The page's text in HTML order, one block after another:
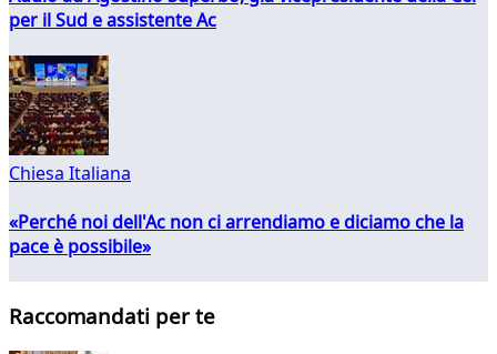
per il Sud e assistente Ac
Chiesa Italiana
«Perché noi dell'Ac non ci arrendiamo e diciamo che la
pace è possibile»
Raccomandati per te